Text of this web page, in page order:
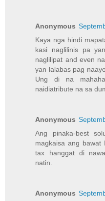
Anonymous
Kaya nga hindi
kasi naglilinis pa
naglilipat and even
yan lalabas pag
Ung di na
naidiatribute na sa
Anonymous
Ang pinaka-best
magkaisa ang bawat
tax hanggat di
natin.
Anonymous